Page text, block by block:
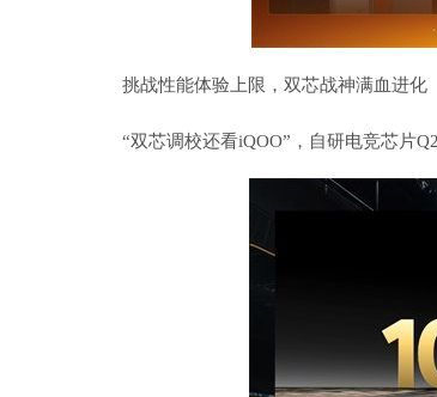
挑战性能体验上限，双芯战神满血进化
“双芯调校还看iQOO”，自研电竞芯片